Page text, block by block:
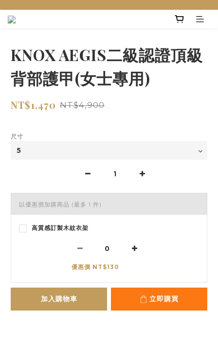
KNOX AEGIS二級認證頂級
背部護甲(女士專用)
NT$1,470 NT$4,900
尺寸
以優惠價加購商品 (最多 1 件)
高質感訂製木紋衣架
優惠價 NT$130
加入購物車 立即購買